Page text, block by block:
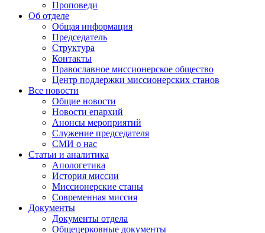
Проповеди
Об отделе
Общая информация
Председатель
Структура
Контакты
Православное миссионерское общество
Центр поддержки миссионерских станов
Все новости
Общие новости
Новости епархий
Анонсы мероприятий
Служение председателя
СМИ о нас
Статьи и аналитика
Апологетика
История миссии
Миссионерские станы
Современная миссия
Документы
Документы отдела
Общецерковные документы